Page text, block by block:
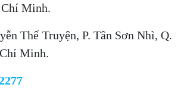
Minh.
Thế Truyện, P. Tân Sơn Nhì, Q.
Minh.